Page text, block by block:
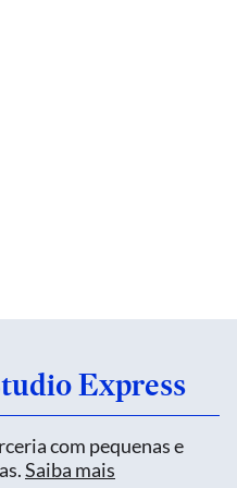
Express
com pequenas e
Saiba mais